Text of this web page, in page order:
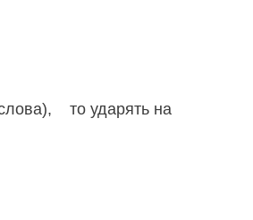
то ударять на